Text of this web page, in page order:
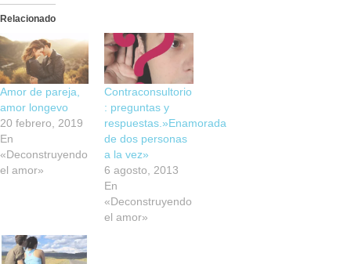
Relacionado
Amor de pareja,
amor longevo
20 febrero, 2019
En
«Deconstruyendo
el amor»
Contraconsultorio
: preguntas y
respuestas.»Enamorada
de dos personas
a la vez»
6 agosto, 2013
En
«Deconstruyendo
el amor»